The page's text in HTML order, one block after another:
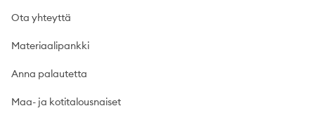
Ota yhteyttä
Materiaalipankki
Anna palautetta
Maa- ja kotitalousnaiset